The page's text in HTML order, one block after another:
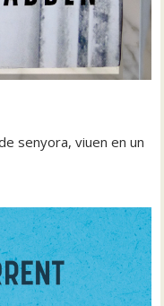
senyora, viuen en un